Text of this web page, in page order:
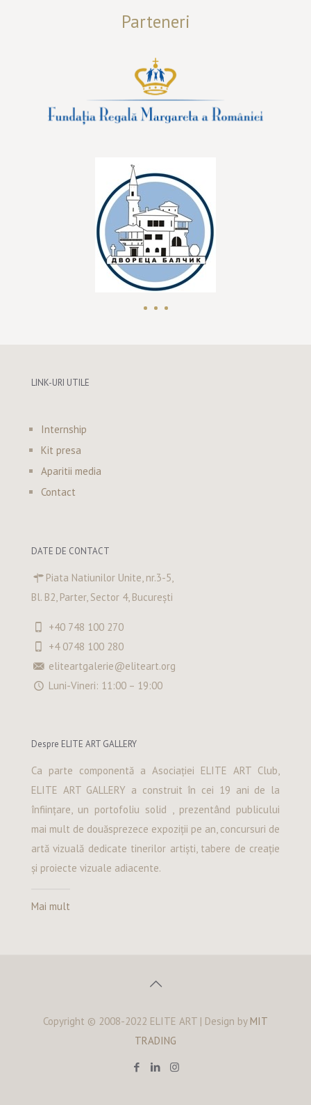
Parteneri
LINK-URI UTILE
Internship
Kit presa
Aparitii media
Contact
DATE DE CONTACT
Piata Natiunilor Unite, nr.3-5,
Bl. B2, Parter, Sector 4, București
+40 748 100 270
+4 0748 100 280
eliteartgalerie@eliteart.org
Luni-Vineri: 11:00 – 19:00
Despre ELITE ART GALLERY
Ca parte componentă a Asociației ELITE ART Club,
ELITE ART GALLERY a construit în cei 19 ani de la
înființare, un portofoliu solid , prezentând publicului
mai mult de douăsprezece expoziții pe an, concursuri de
artă vizuală dedicate tinerilor artiști, tabere de creație
și proiecte vizuale adiacente.
Mai mult
Copyright © 2008-2022 ELITE ART | Design by MIT
TRADING